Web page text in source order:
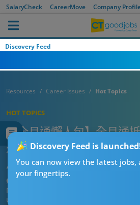
SalaryCheck CareerMove Company
Discovery Feed
Discovery Feed is
You can now view the latest
your fingertips.
Resources Career Issues Hot Topics
HOT TOPICS
【全月通懶人包】全月通
通路線/價錢比較！打工仔
用慳交通費神器
CTgoodjobs’ Editor
Published:
Updated: